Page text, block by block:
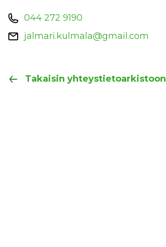
044 272 9190
jalmari.kulmala@gmail.com
Takaisin yhteystietoarkistoon